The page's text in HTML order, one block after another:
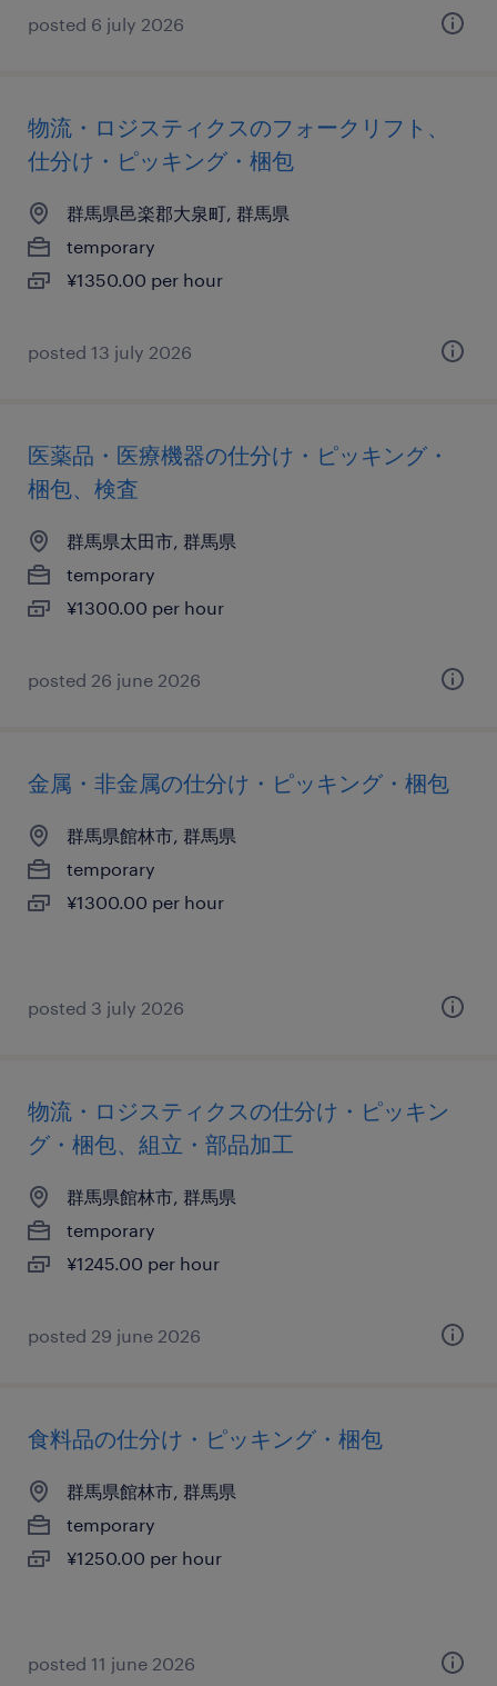
posted 6 july 2026
物流・ロジスティクスのフォークリフト、
仕分け・ピッキング・梱包
群馬県邑楽郡大泉町, 群馬県
temporary
¥1350.00 per hour
posted 13 july 2026
医薬品・医療機器の仕分け・ピッキング・
梱包、検査
群馬県太田市, 群馬県
temporary
¥1300.00 per hour
posted 26 june 2026
金属・非金属の仕分け・ピッキング・梱包
群馬県館林市, 群馬県
temporary
¥1300.00 per hour
posted 3 july 2026
物流・ロジスティクスの仕分け・ピッキン
グ・梱包、組立・部品加工
群馬県館林市, 群馬県
temporary
¥1245.00 per hour
posted 29 june 2026
食料品の仕分け・ピッキング・梱包
群馬県館林市, 群馬県
temporary
¥1250.00 per hour
posted 11 june 2026